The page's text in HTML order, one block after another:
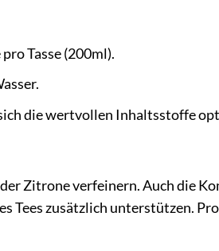
Tasse (200ml).
die wertvollen Inhaltsstoffe
Zitrone verfeinern. Auch die
Tees zusätzlich unterstützen.